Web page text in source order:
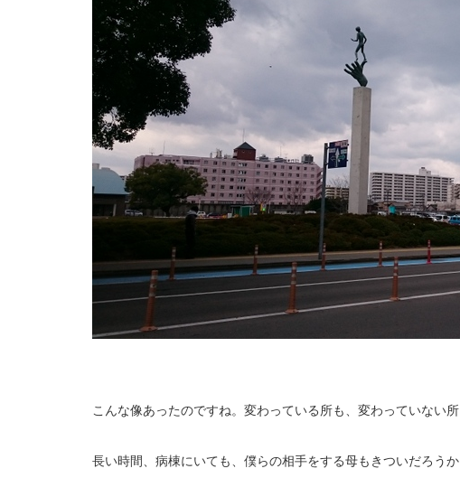
こんな像あったのですね。変わっている所も、変わっていない
長い時間、病棟にいても、僕らの相手をする母もきついだろうか